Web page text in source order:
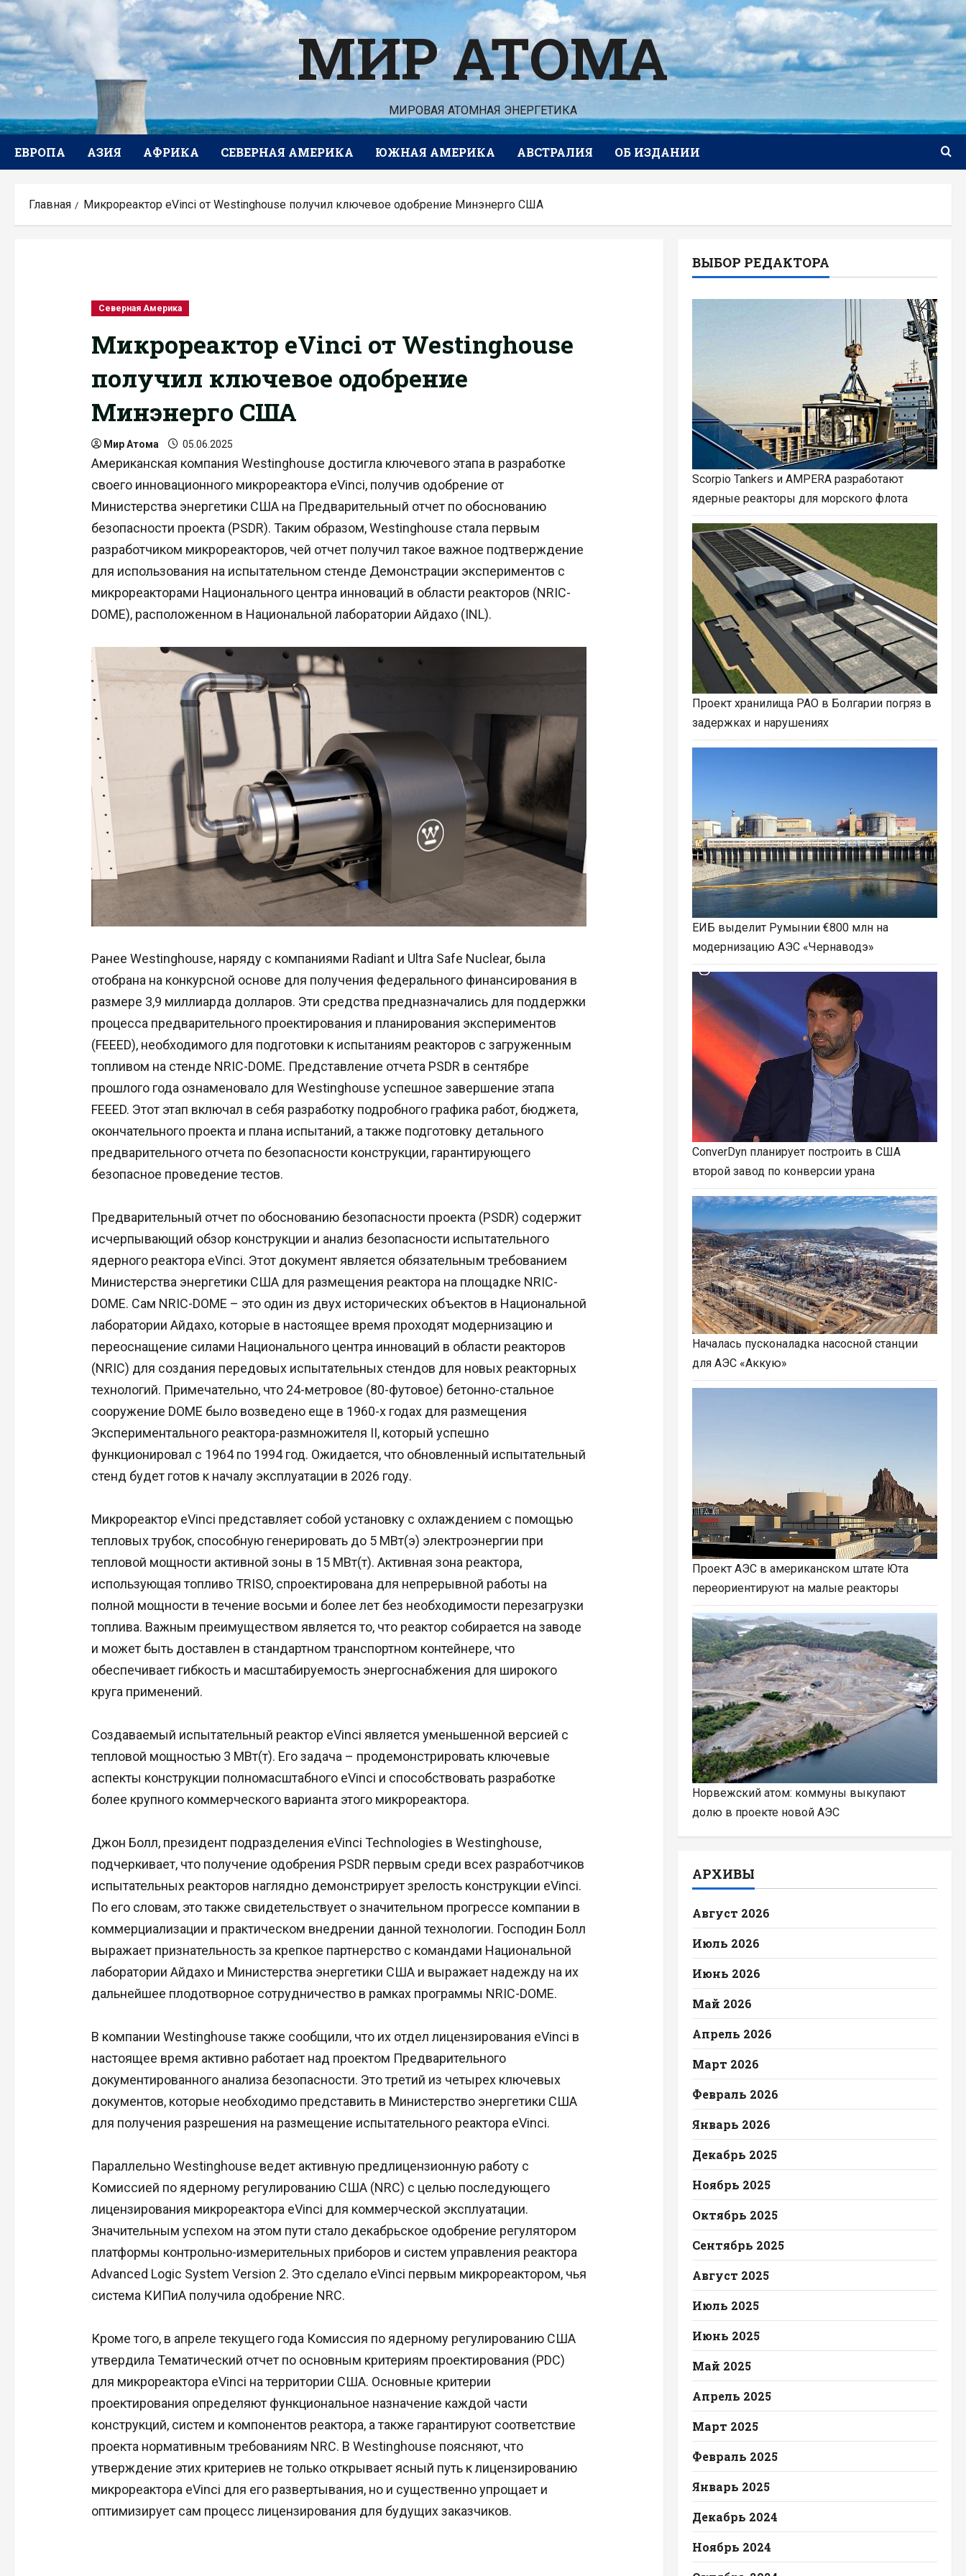
Перейти
к
содержимому
МИР АТОМА
МИРОВАЯ АТОМНАЯ ЭНЕРГЕТИКА
ЕВРОПА АЗИЯ АФРИКА СЕВЕРНАЯ АМЕРИКА ЮЖНАЯ АМЕРИКА АВСТРАЛИЯ ОБ ИЗДАНИИ
Главная Микрореактор eVinci от Westinghouse получил ключевое одобрение Минэнерго США
Северная Америка
Микрореактор eVinci от Westinghouse
получил ключевое одобрение
Минэнерго США
Мир Атома 05.06.2025
Американская компания Westinghouse достигла ключевого этапа в разработке
своего инновационного микрореактора eVinci, получив одобрение от
Министерства энергетики США на Предварительный отчет по обоснованию
безопасности проекта (PSDR). Таким образом, Westinghouse стала первым
разработчиком микрореакторов, чей отчет получил такое важное подтверждение
для использования на испытательном стенде Демонстрации экспериментов с
микрореакторами Национального центра инноваций в области реакторов (NRIC-
DOME), расположенном в Национальной лаборатории Айдахо (INL).
Ранее Westinghouse, наряду с компаниями Radiant и Ultra Safe Nuclear, была
отобрана на конкурсной основе для получения федерального финансирования в
размере 3,9 миллиарда долларов. Эти средства предназначались для поддержки
процесса предварительного проектирования и планирования экспериментов
(FEEED), необходимого для подготовки к испытаниям реакторов с загруженным
топливом на стенде NRIC-DOME. Представление отчета PSDR в сентябре
прошлого года ознаменовало для Westinghouse успешное завершение этапа
FEEED. Этот этап включал в себя разработку подробного графика работ, бюджета,
окончательного проекта и плана испытаний, а также подготовку детального
предварительного отчета по безопасности конструкции, гарантирующего
безопасное проведение тестов.
Предварительный отчет по обоснованию безопасности проекта (PSDR) содержит
исчерпывающий обзор конструкции и анализ безопасности испытательного
ядерного реактора eVinci. Этот документ является обязательным требованием
Министерства энергетики США для размещения реактора на площадке NRIC-
DOME. Сам NRIC-DOME – это один из двух исторических объектов в Национальной
лаборатории Айдахо, которые в настоящее время проходят модернизацию и
переоснащение силами Национального центра инноваций в области реакторов
(NRIC) для создания передовых испытательных стендов для новых реакторных
технологий. Примечательно, что 24-метровое (80-футовое) бетонно-стальное
сооружение DOME было возведено еще в 1960-х годах для размещения
Экспериментального реактора-размножителя II, который успешно
функционировал с 1964 по 1994 год. Ожидается, что обновленный испытательный
стенд будет готов к началу эксплуатации в 2026 году.
Микрореактор eVinci представляет собой установку с охлаждением с помощью
тепловых трубок, способную генерировать до 5 МВт(э) электроэнергии при
тепловой мощности активной зоны в 15 МВт(т). Активная зона реактора,
использующая топливо TRISO, спроектирована для непрерывной работы на
полной мощности в течение восьми и более лет без необходимости перезагрузки
топлива. Важным преимуществом является то, что реактор собирается на заводе
и может быть доставлен в стандартном транспортном контейнере, что
обеспечивает гибкость и масштабируемость энергоснабжения для широкого
круга применений.
Создаваемый испытательный реактор eVinci является уменьшенной версией с
тепловой мощностью 3 МВт(т). Его задача – продемонстрировать ключевые
аспекты конструкции полномасштабного eVinci и способствовать разработке
более крупного коммерческого варианта этого микрореактора.
Джон Болл, президент подразделения eVinci Technologies в Westinghouse,
подчеркивает, что получение одобрения PSDR первым среди всех разработчиков
испытательных реакторов наглядно демонстрирует зрелость конструкции eVinci.
По его словам, это также свидетельствует о значительном прогрессе компании в
коммерциализации и практическом внедрении данной технологии. Господин Болл
выражает признательность за крепкое партнерство с командами Национальной
лаборатории Айдахо и Министерства энергетики США и выражает надежду на их
дальнейшее плодотворное сотрудничество в рамках программы NRIC-DOME.
В компании Westinghouse также сообщили, что их отдел лицензирования eVinci в
настоящее время активно работает над проектом Предварительного
документированного анализа безопасности. Это третий из четырех ключевых
документов, которые необходимо представить в Министерство энергетики США
для получения разрешения на размещение испытательного реактора eVinci.
Параллельно Westinghouse ведет активную предлицензионную работу с
Комиссией по ядерному регулированию США (NRC) с целью последующего
лицензирования микрореактора eVinci для коммерческой эксплуатации.
Значительным успехом на этом пути стало декабрьское одобрение регулятором
платформы контрольно-измерительных приборов и систем управления реактора
Advanced Logic System Version 2. Это сделало eVinci первым микрореактором, чья
система КИПиА получила одобрение NRC.
Кроме того, в апреле текущего года Комиссия по ядерному регулированию США
утвердила Тематический отчет по основным критериям проектирования (PDC)
для микрореактора eVinci на территории США. Основные критерии
проектирования определяют функциональное назначение каждой части
конструкций, систем и компонентов реактора, а также гарантируют соответствие
проекта нормативным требованиям NRC. В Westinghouse поясняют, что
утверждение этих критериев не только открывает ясный путь к лицензированию
микрореактора eVinci для его развертывания, но и существенно упрощает и
оптимизирует сам процесс лицензирования для будущих заказчиков.
ВЫБОР РЕДАКТОРА
Scorpio Tankers и AMPERA разработают
ядерные реакторы для морского флота
Проект хранилища РАО в Болгарии погряз в
задержках и нарушениях
ЕИБ выделит Румынии €800 млн на
модернизацию АЭС «Чернаводэ»
ConverDyn планирует построить в США
второй завод по конверсии урана
Началась пусконаладка насосной станции
для АЭС «Аккую»
Проект АЭС в американском штате Юта
переориентируют на малые реакторы
Норвежский атом: коммуны выкупают
долю в проекте новой АЭС
АРХИВЫ
Август 2026
Июль 2026
Июнь 2026
Май 2026
Апрель 2026
Март 2026
Февраль 2026
Январь 2026
Декабрь 2025
Ноябрь 2025
Октябрь 2025
Сентябрь 2025
Август 2025
Июль 2025
Июнь 2025
Май 2025
Апрель 2025
Март 2025
Февраль 2025
Январь 2025
Декабрь 2024
Ноябрь 2024